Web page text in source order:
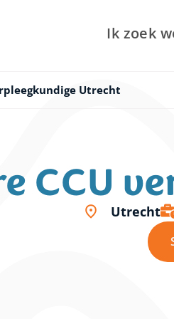
Ik zoek
Utrecht
CCU
Utrecht